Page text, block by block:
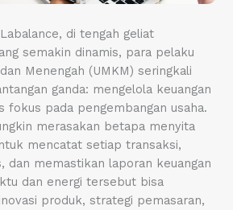
di tengah geliat
semakin dinamis, para pelaku
Menengah (UMKM) seringkali
ganda: mengelola keuangan
fokus pada pengembangan usaha.
merasakan betapa menyita
mencatat setiap transaksi,
dan memastikan laporan keuangan
dan energi tersebut bisa
produk, strategi pemasaran,